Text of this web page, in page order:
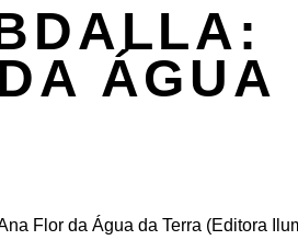
ÁGUA
Flor da Água da Terra (Editora